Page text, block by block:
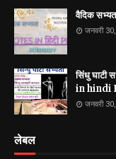
वैदिक
जनवरी
सिंधु
in hindi
जनवरी
लेबल